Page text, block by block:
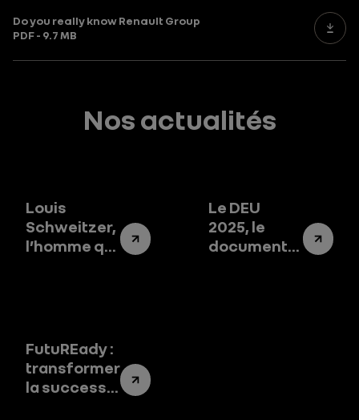
Do you really know Renault Group
PDF - 9.7 MB
Nos actualités
Louis
Schweitzer,
l’homme qui
Le DEU
2025, le
document
FutuREady :
transformer
la success